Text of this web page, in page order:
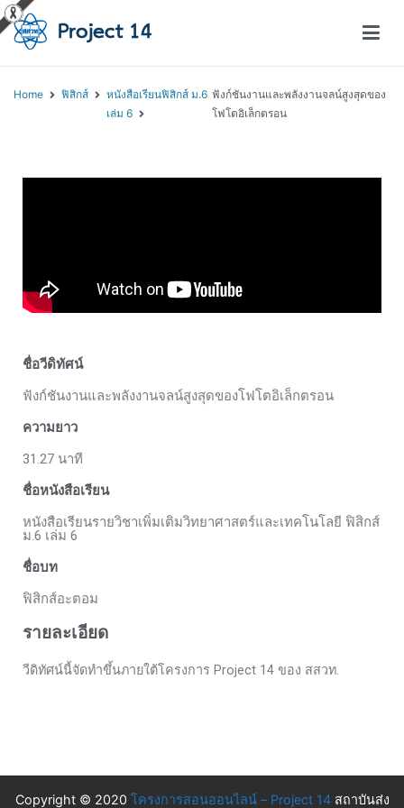
Home ฟิสิกส์
หนังสือเรียนฟิสิกส์ ม.6
เล่ม 6
ฟังก์ชันงานและพลังงานจลน์สูงสุดของ
โฟโตอิเล็กตรอน
ชื่อวีดิทัศน์
ฟังก์ชันงานและพลังงานจลน์สูงสุดของโฟโตอิเล็กตรอน
ความยาว
31.27 นาที
ชื่อหนังสือเรียน
หนังสือเรียนรายวิชาเพิ่มเติมวิทยาศาสตร์และเทคโนโลยี ฟิสิกส์
ม.6 เล่ม 6
ชื่อบท
ฟิสิกส์อะตอม
รายละเอียด
วีดิทัศน์นี้จัดทำขึ้นภายใต้โครงการ Project 14 ของ สสวท.
Copyright © 2020 โครงการสอนออนไลน์ – Project 14สถาบันส่ง